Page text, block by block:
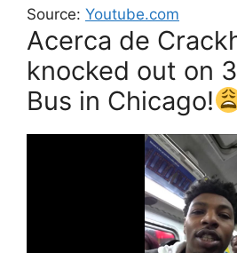
Source: Youtube.com
Acerca de
knocked out on
Bus in Chicago!